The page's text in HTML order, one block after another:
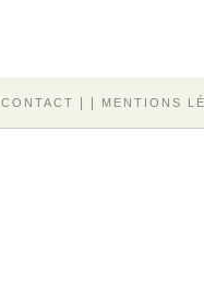
CONTACT MENTIONS